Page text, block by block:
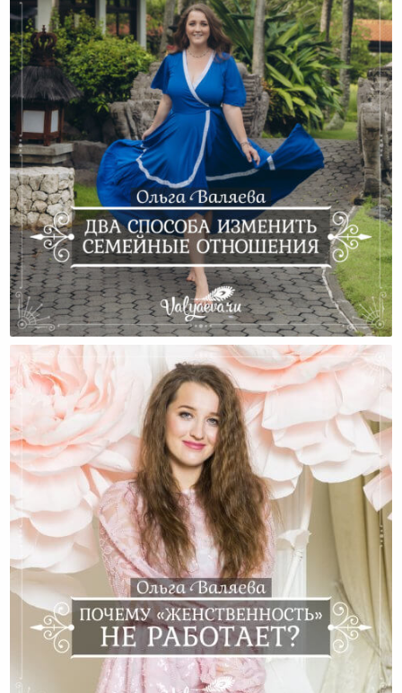
Два Способа Изменить Семейные Отношения